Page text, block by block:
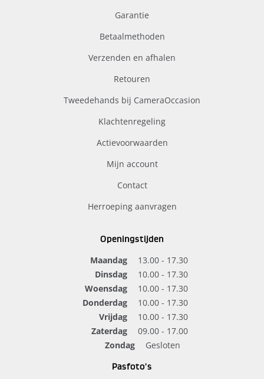
Garantie
Betaalmethoden
Verzenden en afhalen
Retouren
Tweedehands bij CameraOccasion
Klachtenregeling
Actievoorwaarden
Mijn account
Contact
Herroeping aanvragen
Openingstijden
Maandag
13.00 - 17.30
Dinsdag
10.00 - 17.30
Woensdag
10.00 - 17.30
Donderdag
10.00 - 17.30
Vrijdag
10.00 - 17.30
Zaterdag
09.00 - 17.00
Zondag
Gesloten
Pasfoto's